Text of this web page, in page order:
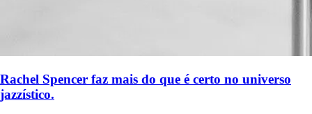
Rachel Spencer faz mais do que é certo no universo
jazzístico.